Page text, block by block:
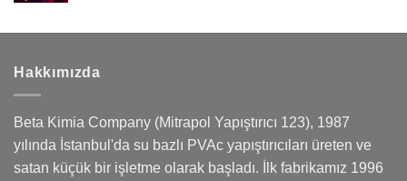
Hakkımızda
Beta Kimia Company (Mitrapol Yapıştırıcı 123), 1987
yılında İstanbul'da su bazlı PVAc yapıştırıcıları üreten ve
satan küçük bir işletme olarak başladı. İlk fabrikamız 1996